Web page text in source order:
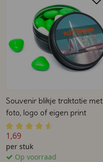
Souvenir blikje traktatie met
foto, logo of eigen print
1,69
per stuk
Op voorraad